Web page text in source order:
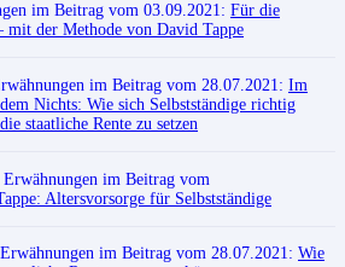
im Beitrag vom 03.09.2021: Für die
mit der Methode von David Tappe
im Beitrag vom 28.07.2021: Im
Nichts: Wie sich Selbstständige richtig
staatliche Rente zu setzen
Erwähnungen im Beitrag vom
Altersvorsorge für Selbstständige
im Beitrag vom 28.07.2021: Wie